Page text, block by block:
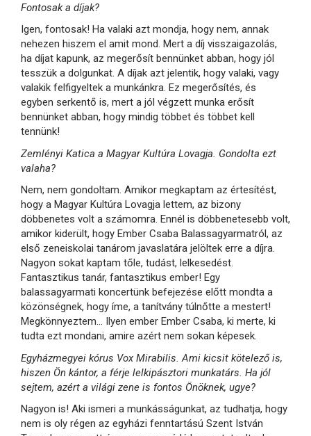
Fontosak a díjak?
Igen, fontosak! Ha valaki azt mondja, hogy nem, annak
nehezen hiszem el amit mond. Mert a díj visszaigazolás,
ha díjat kapunk, az megerősít bennünket abban, hogy jól
tesszük a dolgunkat. A díjak azt jelentik, hogy valaki, vagy
valakik felfigyeltek a munkánkra. Ez megerősítés, és
egyben serkentő is, mert a jól végzett munka erősít
bennünket abban, hogy mindig többet és többet kell
tennünk!
Zemlényi Katica a Magyar Kultúra Lovagja. Gondolta ezt
valaha?
Nem, nem gondoltam. Amikor megkaptam az értesítést,
hogy a Magyar Kultúra Lovagja lettem, az bizony
döbbenetes volt a számomra. Ennél is döbbenetesebb volt,
amikor kiderült, hogy Ember Csaba Balassagyarmatról, az
első zeneiskolai tanárom javaslatára jelöltek erre a díjra.
Nagyon sokat kaptam tőle, tudást, lelkesedést.
Fantasztikus tanár, fantasztikus ember! Egy
balassagyarmati koncertünk befejezése előtt mondta a
közönségnek, hogy íme, a tanítvány túlnőtte a mestert!
Megkönnyeztem... Ilyen ember Ember Csaba, ki merte, ki
tudta ezt mondani, amire azért nem sokan képesek.
Egyházmegyei kórus Vox Mirabilis. Ami kicsit kötelező is,
hiszen Ön kántor, a férje lelkipásztori munkatárs. Ha jól
sejtem, azért a világi zene is fontos Önöknek, ugye?
Nagyon is! Aki ismeri a munkásságunkat, az tudhatja, hogy
nem is oly régen az egyházi fenntartású Szent István